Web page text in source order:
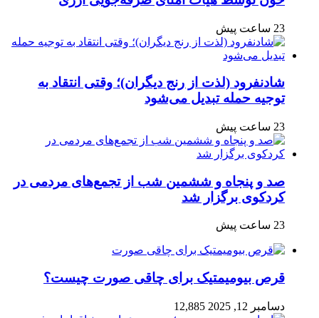
23 ساعت پیش
شادنفرود (لذت از رنج دیگران)؛ وقتی انتقاد به
توجیه حمله تبدیل می‌شود
23 ساعت پیش
صد و پنجاه‌ و ششمین شب از تجمع‌های مردمی در
کردکوی برگزار شد
23 ساعت پیش
قرص بیومیمتیک برای چاقی صورت چیست؟
دسامبر 12, 2025 12,885